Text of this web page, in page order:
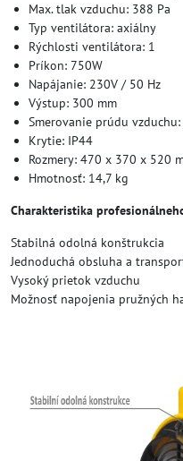
Max. tlak vzduchu: 388 Pa
Typ ventilátora: axiálny
Rýchlosti ventilátora: 1
Príkon: 750W
Napájanie: 230V / 50 Hz
Výstup: 300 mm
Smerovanie prúdu
Krytie: IP44
Rozmery: 470 x 370 x 520
Hmotnosť: 14,7 kg
Charakteristika
Stabilná odolná konštrukcia
Jednoduchá obsluha a
Vysoký prietok vzduchu
Možnosť napojenia pružných